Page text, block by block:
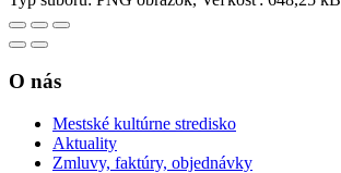
O nás
Mestské kultúrne stredisko
Aktuality
Zmluvy, faktúry, objednávky